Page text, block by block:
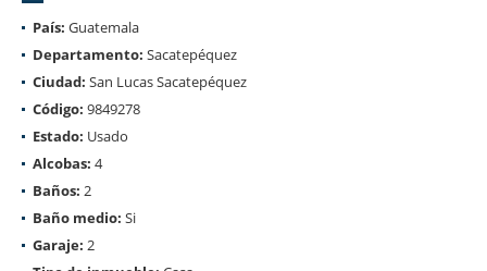
País: Guatemala
Departamento: Sacatepéquez
Ciudad: San Lucas Sacatepéquez
Código: 9849278
Estado: Usado
Alcobas: 4
Baños: 2
Baño medio: Si
Garaje: 2